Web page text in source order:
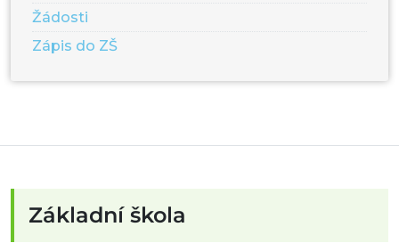
Žádosti
Zápis do ZŠ
Základní škola